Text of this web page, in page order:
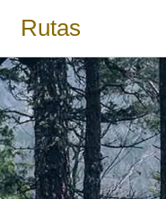
Rutas